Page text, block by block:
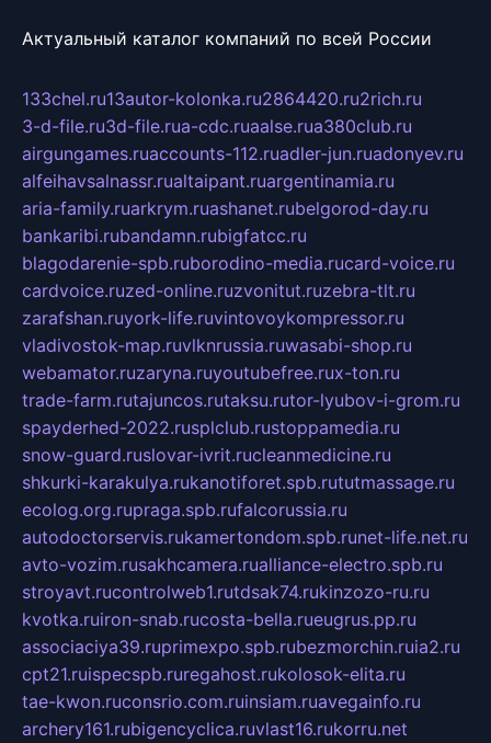
Актуальный каталог компаний по всей России
133chel.ru13autor-kolonka.ru2864420.ru2rich.ru
3-d-file.ru3d-file.rua-cdc.ruaalse.rua380club.ru
airgungames.ruaccounts-112.ruadler-jun.ruadonyev.ru
alfeihavsalnassr.rualtaipant.ruargentinamia.ru
aria-family.ruarkrym.ruashanet.rubelgorod-day.ru
bankaribi.rubandamn.rubigfatcc.ru
blagodarenie-spb.ruborodino-media.rucard-voice.ru
cardvoice.ruzed-online.ruzvonitut.ruzebra-tlt.ru
zarafshan.ruyork-life.ruvintovoykompressor.ru
vladivostok-map.ruvlknrussia.ruwasabi-shop.ru
webamator.ruzaryna.ruyoutubefree.rux-ton.ru
trade-farm.rutajuncos.rutaksu.rutor-lyubov-i-grom.ru
spayderhed-2022.rusplclub.rustoppamedia.ru
snow-guard.ruslovar-ivrit.rucleanmedicine.ru
shkurki-karakulya.rukanotiforet.spb.rututmassage.ru
ecolog.org.rupraga.spb.rufalcorussia.ru
autodoctorservis.rukamertondom.spb.runet-life.net.ru
avto-vozim.rusakhcamera.rualliance-electro.spb.ru
stroyavt.rucontrolweb1.rutdsak74.rukinzozo-ru.ru
kvotka.ruiron-snab.rucosta-bella.rueugrus.pp.ru
associaciya39.ruprimexpo.spb.rubezmorchin.ruia2.ru
cpt21.ruispecspb.ruregahost.rukolosok-elita.ru
tae-kwon.ruconsrio.com.ruinsiam.ruavegainfo.ru
archery161.rubigencyclica.ruvlast16.rukorru.net